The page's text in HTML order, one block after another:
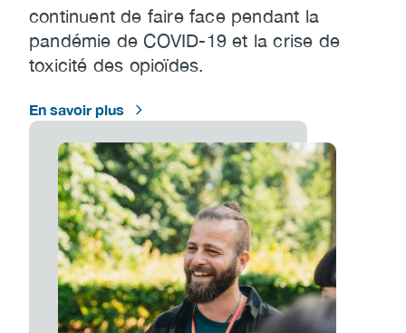
continuent de faire face pendant la
pandémie de COVID-19 et la crise de
toxicité des opioïdes.
En savoir plus
Image